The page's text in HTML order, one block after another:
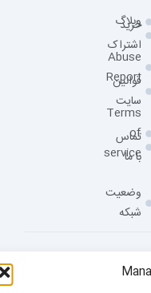
اشتراک
قوانین
سایت
با ما
وضعیت
شبکه
Abuse
Report
Terms
مادی و معنوی